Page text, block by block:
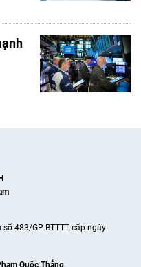
483/GP-BTTTT cấp ngày
Quốc Thắng,